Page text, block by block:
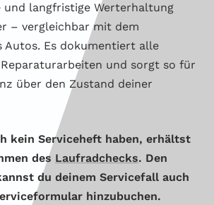
und langfristige Werterhaltung
– vergleichbar mit dem
Autos. Es dokumentiert alle
und sorgt so für
über den Zustand deiner
kein Serviceheft haben, erhältst
des Laufradchecks. Den
du deinem Servicefall auch
hinzubuchen.